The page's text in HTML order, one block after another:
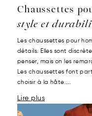
Chaussettes
style et
Les chaussettes pour
détails. Elles sont
penser, mais on les
Les chaussettes font
choisir à la hâte....
Lire plus